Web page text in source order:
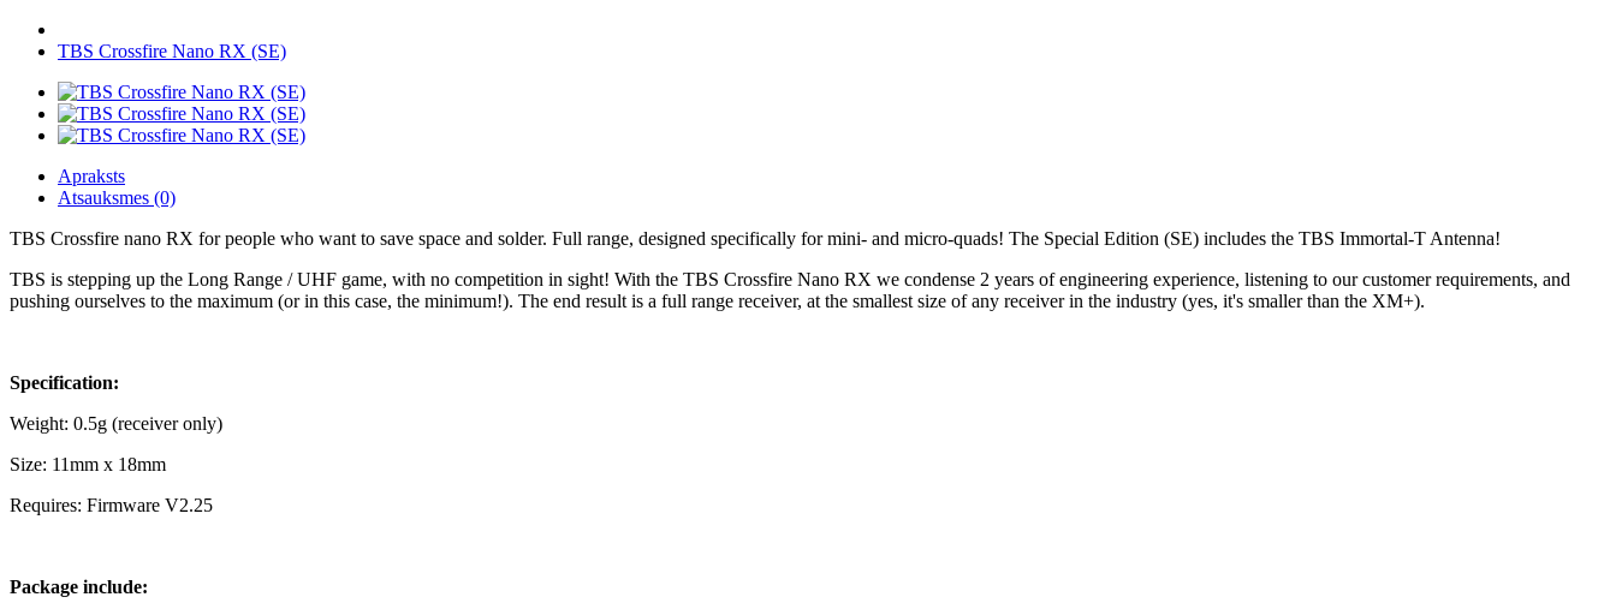
TBS Crossfire Nano RX (SE)
Apraksts
Atsauksmes (0)
TBS Crossfire nano RX for people who want to save space and solder. Full range, designed specifically for mini- and micro-quads! The Special Edition (SE) includes the TBS Immortal-T Antenna!
TBS is stepping up the Long Range / UHF game, with no competition in sight! With the TBS Crossfire Nano RX we condense 2 years of engineering experience, listening to our customer requirements, and
pushing ourselves to the maximum (or in this case, the minimum!). The end result is a full range receiver, at the smallest size of any receiver in the industry (yes, it's smaller than the XM+).
Specification:
Weight: 0.5g (receiver only)
Size: 11mm x 18mm
Requires: Firmware V2.25
Package include: